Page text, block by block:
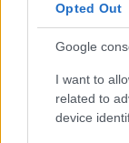
Opted Out
Google
I want to
related to
device
του
yayın